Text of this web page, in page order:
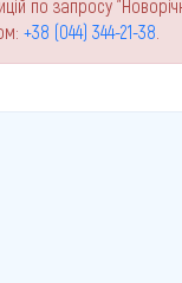
по запросу
+38 (044) 344-21-38